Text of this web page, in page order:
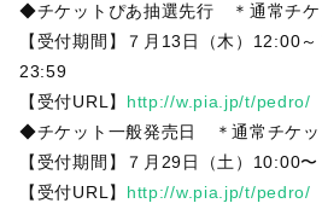
◆チケットぴあ抽選先行 ＊通常チケ
【受付期間】７月13日（木）12:00～
23:59
【受付URL】 http://w.pia.jp/t/pedro/
◆チケット一般発売日 ＊通常チケッ
【受付期間】７月29日（土）10:00〜
【受付URL】 http://w.pia.jp/t/pedro/